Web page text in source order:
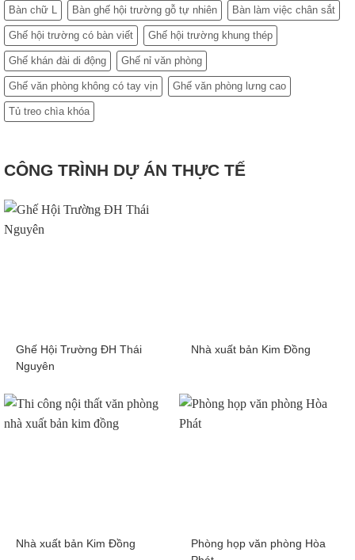
Bàn chữ L Bàn ghế hội trường gỗ tự nhiên Bàn làm việc chân sắt
Ghế hội trường có bàn viết Ghế hội trường khung thép
Ghế khán đài di động Ghế nỉ văn phòng
Ghế văn phòng không có tay vịn Ghế văn phòng lưng cao
Tủ treo chìa khóa
CÔNG TRÌNH DỰ ÁN THỰC TẾ
Ghế Hội Trường ĐH Thái
Nguyên
Nhà xuất bản Kim Đồng
Nhà xuất bản Kim Đồng
Phòng họp văn phòng Hòa